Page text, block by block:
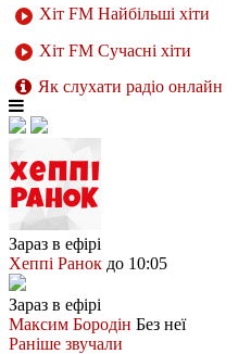
Хіт FM Найбільші хіти
Хіт FM Сучасні хіти
Як слухати радіо онлайн
Зараз в ефірі
Хеппі Ранок до 10:05
Зараз в ефірі
Максим Бородін Без неї
Раніше звучали